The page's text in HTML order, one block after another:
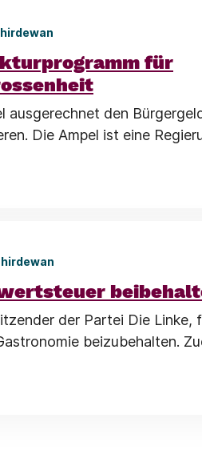
für
ausgerechnet den
Die Ampel ist eine
der Partei Die
beizubehalten.